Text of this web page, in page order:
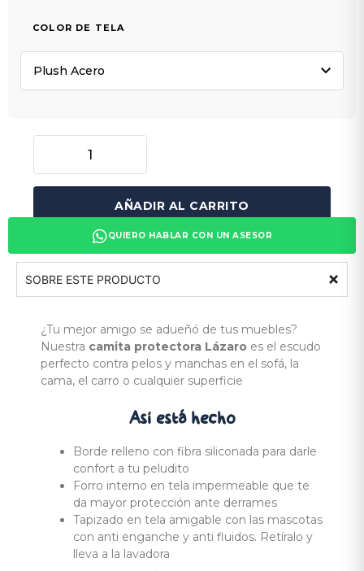
COLOR DE TELA
AÑADIR AL CARRITO
QUIERO HABLAR CON UN ASESOR
SOBRE ESTE PRODUCTO
¿Tu mejor amigo se adueñó de tus muebles?
Nuestra camita protectora Lázaro es el escudo
perfecto contra pelos y manchas en el sofá, la
cama, el carro o cualquier superficie
Así está hecho
Borde relleno con fibra siliconada para darle
confort a tu peludito
Forro interno en tela impermeable que te
da mayor protección ante derrames
Tapizado en tela amigable con las mascotas
con anti enganche y anti fluidos. Retíralo y
lleva a la lavadora